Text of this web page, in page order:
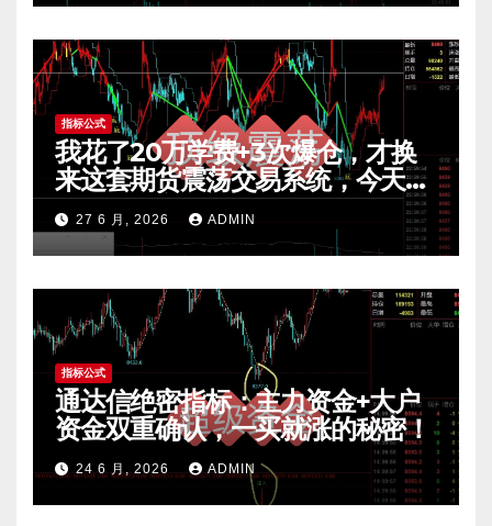
指标公式
我花了20万学费+3次爆仓，才换
来这套期货震荡交易系统，今天免
费公开核心逻辑
27 6 月, 2026 ADMIN
指标公式
通达信绝密指标：主力资金+大户
资金双重确认，一买就涨的秘密！
24 6 月, 2026 ADMIN